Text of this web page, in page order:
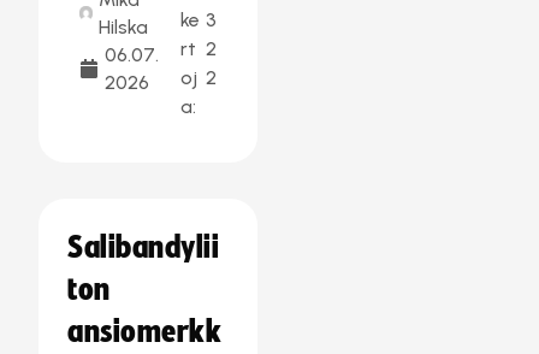
Hilska
06.07.
2026
ke
rt
oj
a:
3
2
2
Salibandylii
ton
ansiomerkk